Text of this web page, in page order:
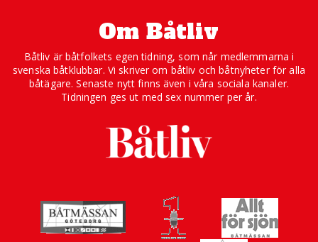
Om Båtliv
Båtliv är båtfolkets egen tidning, som når medlemmarna i
svenska båtklubbar. Vi skriver om båtliv och båtnyheter för alla
båtägare. Senaste nytt finns även i våra sociala kanaler.
Tidningen ges ut med sex nummer per år.